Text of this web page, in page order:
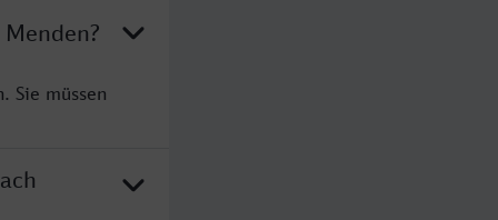
Sie müssen